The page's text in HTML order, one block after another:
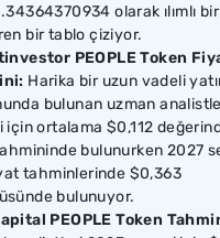
olarak ılımlı bir
bir tablo çiziyor.
PEOPLE Token
Harika bir uzun vadeli
bulunan uzman
için ortalama $0,112
bulunurken 2027
tahminlerinde $0,363
bulunuyor.
PEOPLE Token